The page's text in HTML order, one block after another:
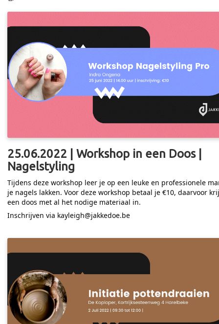
25.06.2022 | Workshop in een Doos |
Nagelstyling
Tijdens deze workshop leer je op een leuke en professionele
je nagels lakken. Voor deze workshop betaal je €10, daarvoor
een doos met al het nodige materiaal in.
Inschrijven via kayleigh@jakkedoe.be